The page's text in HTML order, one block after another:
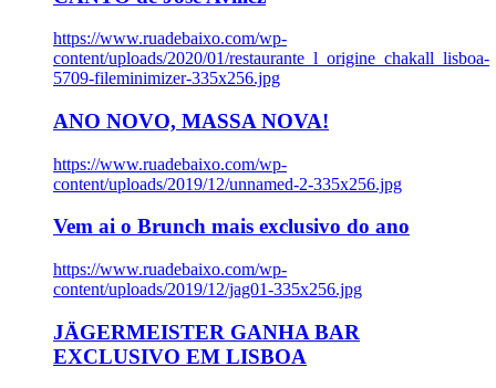
https://www.ruadebaixo.com/wp-
content/uploads/2020/01/restaurante_l_origine_chakall_lisboa-
5709-fileminimizer-335x256.jpg
ANO NOVO, MASSA NOVA!
https://www.ruadebaixo.com/wp-
content/uploads/2019/12/unnamed-2-335x256.jpg
Vem ai o Brunch mais exclusivo do ano
https://www.ruadebaixo.com/wp-
content/uploads/2019/12/jag01-335x256.jpg
JÄGERMEISTER GANHA BAR
EXCLUSIVO EM LISBOA